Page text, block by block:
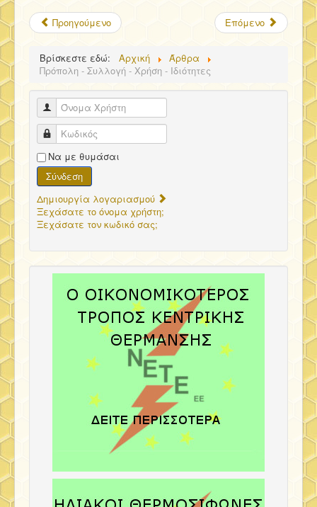
Προηγούμενο Επόμενο
Βρίσκεστε εδώ: Αρχική
Άρθρα
Πρόπολη - Συλλογή - Χρήση - Ιδιότητες
Όνομα Χρήστη
Κωδικός
Να με θυμάσαι
Σύνδεση
Δημιουργία λογαριασμού
Ξεχάσατε το όνομα χρήστη;
Ξεχάσατε τον κωδικό σας;